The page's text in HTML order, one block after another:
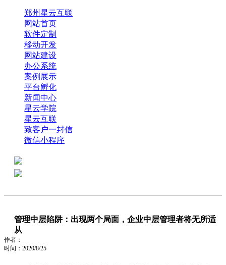
郑州星云互联
网站首页
软件定制
移动开发
网站建设
办公系统
案例展示
平台孵化
新闻中心
星云学院
星云互联
致客户一封信
微信小程序
管理中层陷阱：出现两个局面，企业中层管理者将无所适
从
作者：
时间：2020/8/25